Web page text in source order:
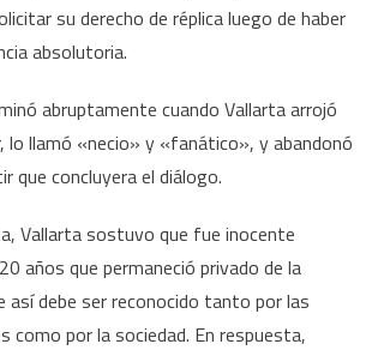
Ciro
y
lo
su derecho de réplica luego de haber
absolutoria.
abruptamente cuando Vallarta arrojó
lo llamó «necio» y «fanático», y abandonó
que concluyera el diálogo.
Vallarta sostuvo que fue inocente
años que permaneció privado de la
así debe ser reconocido tanto por las
como por la sociedad. En respuesta,